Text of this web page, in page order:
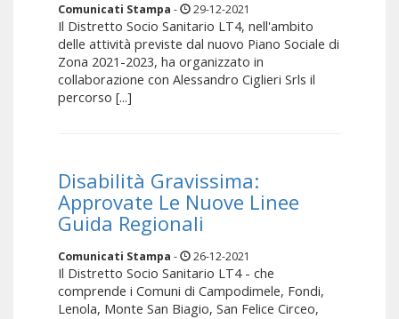
Comunicati Stampa - 29-12-2021
Il Distretto Socio Sanitario LT4, nell'ambito
delle attività previste dal nuovo Piano Sociale di
Zona 2021-2023, ha organizzato in
collaborazione con Alessandro Ciglieri Srls il
percorso [...]
Disabilità Gravissima:
Approvate Le Nuove Linee
Guida Regionali
Comunicati Stampa - 26-12-2021
Il Distretto Socio Sanitario LT4 - che
comprende i Comuni di Campodimele, Fondi,
Lenola, Monte San Biagio, San Felice Circeo,